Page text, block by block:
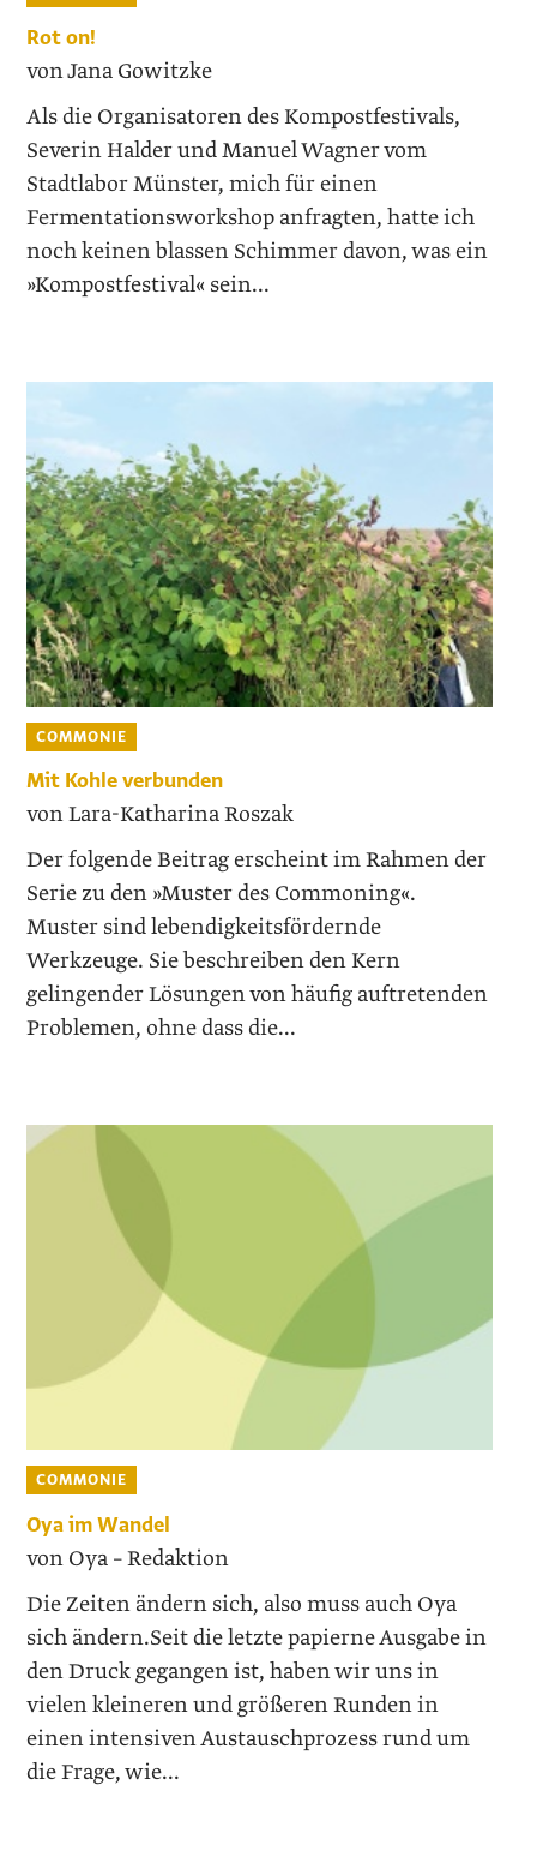
Rot on!
von Jana Gowitzke
Als die Organisatoren des Kompostfestivals,
Severin Halder und Manuel Wagner vom
Stadtlabor Münster, mich für einen
Fermentationsworkshop anfragten, hatte ich
noch keinen blassen Schimmer davon, was ein
»Kompostfestival« sein...
COMMONIE
Mit Kohle verbunden
von Lara-Katharina Roszak
Der folgende Beitrag erscheint im Rahmen der
Serie zu den »Muster des Commoning«.
Muster sind lebendigkeitsfördernde
Werkzeuge. Sie beschreiben den Kern
gelingender Lösungen von häufig auftretenden
Problemen, ohne dass die...
COMMONIE
Oya im Wandel
von Oya – Redaktion
Die Zeiten ändern sich, also muss auch Oya
sich ändern.Seit die letzte papierne Ausgabe in
den Druck gegangen ist, haben wir uns in
vielen kleineren und größeren Runden in
einen intensiven Austauschprozess rund um
die Frage, wie...